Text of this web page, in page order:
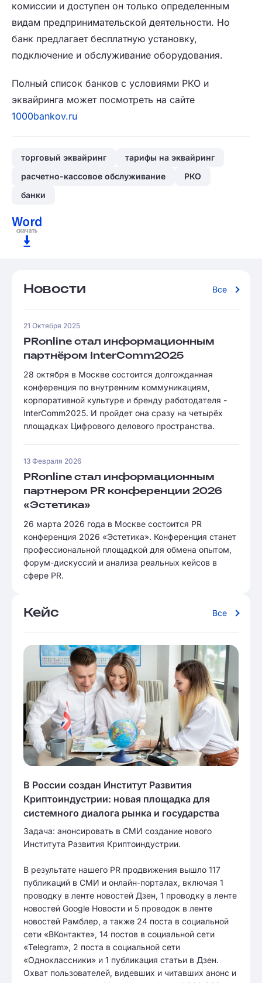
комиссии и доступен он только определенным
видам предпринимательской деятельности. Но
банк предлагает бесплатную установку,
подключение и обслуживание оборудования.
Полный список банков с условиями РКО и
эквайринга может посмотреть на сайте
1000bankov.ru
торговый эквайринг
тарифы на эквайринг
расчетно-кассовое обслуживание
РКО
банки
Новости Все
21 Октября 2025
PRonline стал информационным
партнёром InterComm2025
28 октября в Москве состоится долгожданная
конференция по внутренним коммуникациям,
корпоративной культуре и бренду работодателя -
InterComm2025. И пройдет она сразу на четырёх
площадках Цифрового делового пространства.
13 Февраля 2026
PRonline стал информационным
партнером PR конференции 2026
«Эстетика»
26 марта 2026 года в Москве состоится PR
конференция 2026 «Эстетика». Конференция станет
профессиональной площадкой для обмена опытом,
форум-дискуссий и анализа реальных кейсов в
сфере PR.
Кейс Все
В России создан Институт Развития
Криптоиндустрии: новая площадка для
системного диалога рынка и государства
Задача: анонсировать в СМИ создание нового
Института Развития Криптоиндустрии.
В результате нашего PR продвижения вышло 117
публикаций в СМИ и онлайн-порталах, включая 1
проводку в ленте новостей Дзен, 1 проводку в ленте
новостей Google Новости и 5 проводок в ленте
новостей Рамблер, а также 24 поста в социальной
сети «ВКонтакте», 14 постов в социальной сети
«Telegram», 2 поста в социальной сети
«Одноклассники» и 1 публикация статьи в Дзен.
Охват пользователей, видевших и читавших анонс и